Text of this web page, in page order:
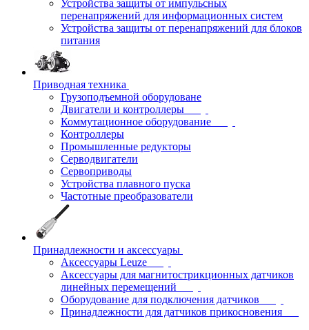
Устройства защиты от импульсных
перенапряжений для информационных систем
Устройства защиты от перенапряжений для блоков
питания
Приводная техника
Грузоподъемной оборудоване
Двигатели и контроллеры
Коммутационное оборудование
Контроллеры
Промышленные редукторы
Серводвигатели
Сервоприводы
Устройства плавного пуска
Частотные преобразователи
Принадлежности и аксессуары
Аксессуары Leuze
Аксессуары для магнитострикционных датчиков
линейных перемещений
Оборудование для подключения датчиков
Принадлежности для датчиков прикосновения